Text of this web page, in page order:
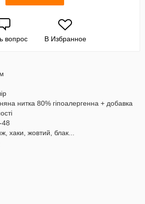
вопрос В Избранное
нитка 80% гіпоалергенна + добавка
48
хаки, жовтий, блак...